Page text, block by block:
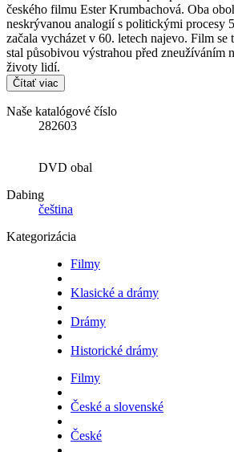
českého filmu Ester Krumbachová. Oba
neskrývanou analogií s politickými procesy
začala vycházet v 60. letech najevo. Film se
stal působivou výstrahou před zneužíváním
životy lidí.
Čítať viac
Naše katalógové číslo
282603
DVD obal
Dabing
čeština
Kategorizácia
Filmy
Klasické a drámy
Drámy
Historické drámy
Filmy
České a slovenské
České